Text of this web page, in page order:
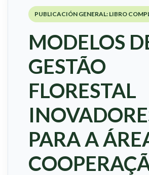
PUBLICACIÓN GENERAL: LIBRO
MODELOS
GESTÃO
FLORESTAL
PARA A